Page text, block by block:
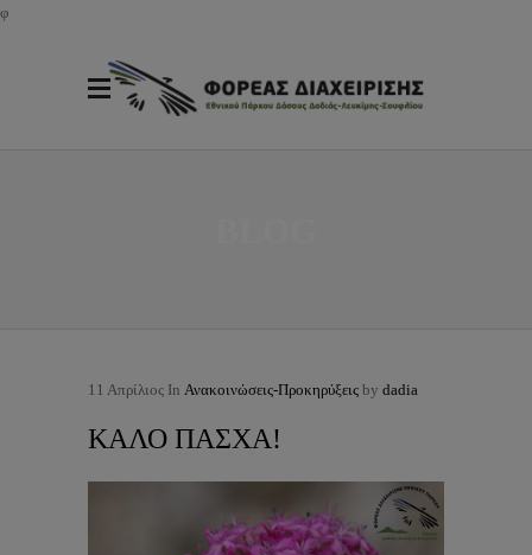
φ
11 Απρίλιος In Ανακοινώσεις-Προκηρύξεις by dadia
ΚΑΛΟ ΠΑΣΧΑ!